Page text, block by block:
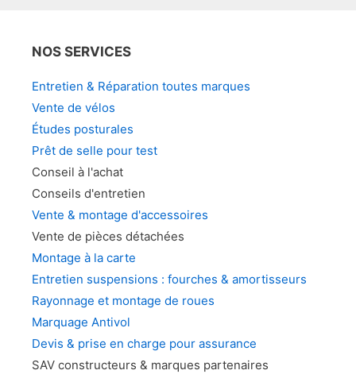
NOS SERVICES
Entretien & Réparation toutes marques
Vente de vélos
Études posturales
Prêt de selle pour test
Conseil à l'achat
Conseils d'entretien
Vente & montage d'accessoires
Vente de pièces détachées
Montage à la carte
Entretien suspensions : fourches & amortisseurs
Rayonnage et montage de roues
Marquage Antivol
Devis & prise en charge pour assurance
SAV constructeurs & marques partenaires